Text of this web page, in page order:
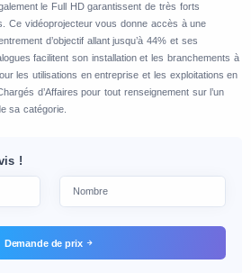
le Full HD garantissent de très forts
Ce vidéoprojecteur vous donne accès à une
d’objectif allant jusqu’à 44% et ses
facilitent son installation et les branchements à
les utilisations en entreprise et les exploitations en
d’Affaires pour tout renseignement sur l’un
sa catégorie.
!
Demande de prix